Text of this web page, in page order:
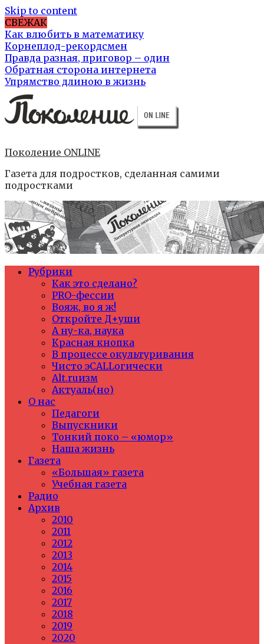
Skip to content
СВЕЖАК
Как влюбить в математику
Корнеплод-рекордсмен
Правда разная, приговор – один
Обратная сторона интернета
Упрямство длиною в жизнь
Поколение ONLINE
Газета для подростков, сделанная самими
подростками
Рубрики
Как это сделано?
PRO-фессии
Вояж, во я ж!
Откройте Д+уши
А ну-ка, наука
Красная кнопка
В процессе окультуривания
Чисто эCALLогически
Alt.ruизм
Актуаль(но)
О нас
Педагоги
Выпускники
Тонкий поко – «юмор»
Наша жизнь
Газета
«Большая» газета
Учебная газета
Радио
Архив
2010
2011
2012
2013
2014
2015
2016
2017
2018
2019
2020